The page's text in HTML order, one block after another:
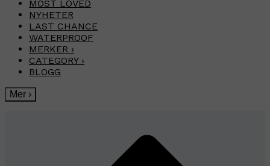
MOST LOVED
NYHETER
LAST CHANCE
WATERPROOF
MERKER ›
CATEGORY ›
BLOGG
Mer ›